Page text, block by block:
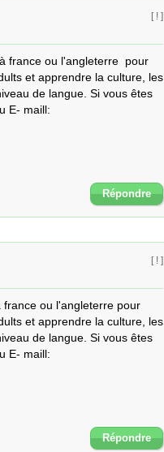
[ ! ]
france ou l'angleterre  pour
et apprendre la culture, les
de langue. Si vous êtes
E- maill:
Répondre
[ ! ]
ou l'angleterre pour
et apprendre la culture, les
de langue. Si vous êtes
E- maill:
Répondre